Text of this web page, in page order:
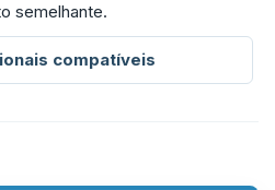
semelhante.
compatíveis